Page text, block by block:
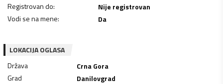
Registrovan do:
Nije registrovan
Vodi se na mene: Da
LOKACIJA OGLASA
Država
Crna Gora
Grad
Danilovgrad